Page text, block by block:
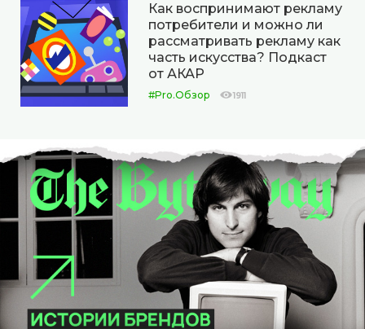
Как воспринимают рекламу
потребители и можно ли
рассматривать рекламу как
часть искусства? Подкаст
от АКАР
#Pro.Обзор 1911